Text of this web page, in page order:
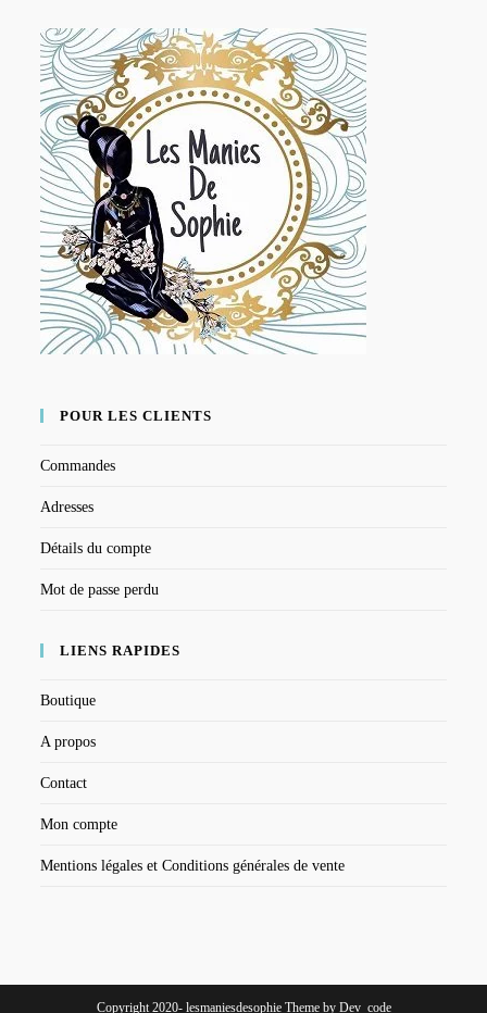
POUR LES CLIENTS
Commandes
Adresses
Détails du compte
Mot de passe perdu
LIENS RAPIDES
Boutique
A propos
Contact
Mon compte
Mentions légales et Conditions générales de vente
Copyright 2020- lesmaniesdesophie Theme by Dev_code